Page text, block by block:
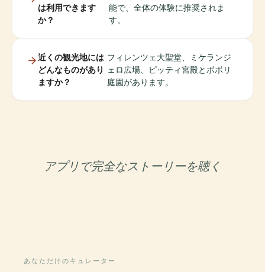
は利用できます
か？
能で、全体の体験に推奨されま
す。
近くの観光地には
どんなものがあり
ますか？
フィレンツェ大聖堂、ミケランジ
ェロ広場、ピッティ宮殿とボボリ
庭園があります。
アプリで完全なストーリーを聴く
あなただけのキュレーター